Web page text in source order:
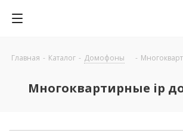
Главная - Каталог - Домофоны -
Многоквартирные ip